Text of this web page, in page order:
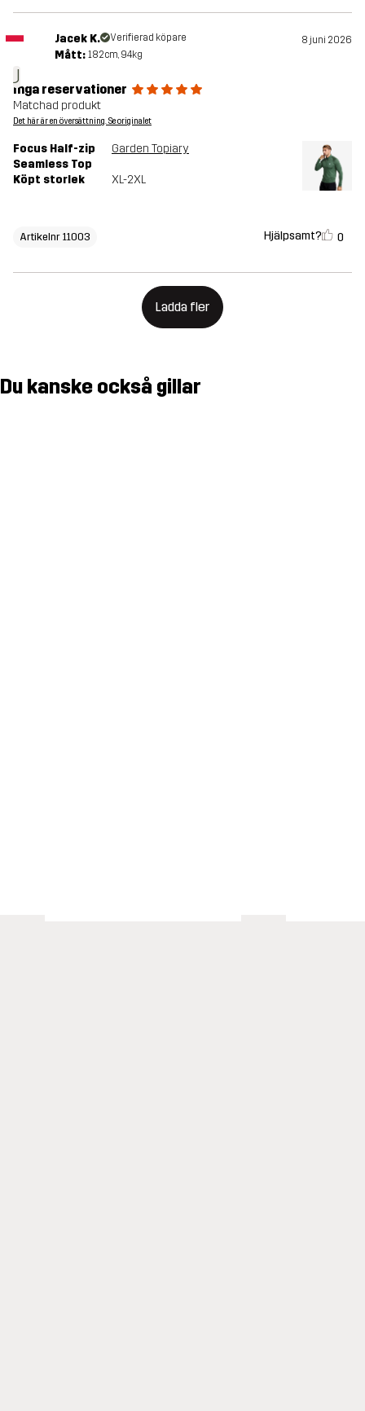
J
Jacek K. Verifierad köpare 8 juni 2026
Mått: 182cm, 94kg
Inga reservationer
Matchad produkt
Det här är en översättning. Se originalet
Focus Half-zip
Seamless Top
Garden Topiary
Köpt storlek XL-2XL
Artikelnr 11003 Hjälpsamt? 0
Ladda fler
Du kanske också gillar